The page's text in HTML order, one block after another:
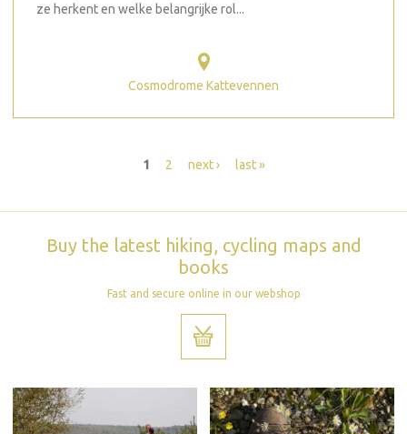
ze herkent en welke belangrijke rol...
Cosmodrome Kattevennen
1 2 next › last »
Buy the latest hiking, cycling maps and
books
Fast and secure online in our webshop